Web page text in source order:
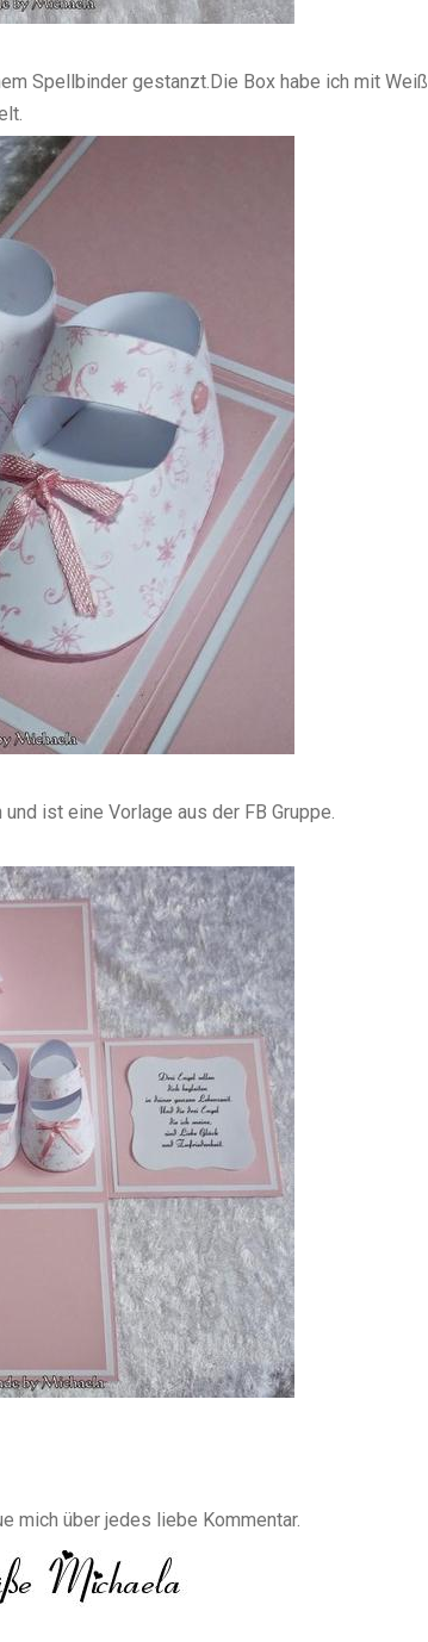
Spellbinder gestanzt.Die Box habe ich mit Weiß
ist eine Vorlage aus der FB Gruppe.
mich über jedes liebe Kommentar.